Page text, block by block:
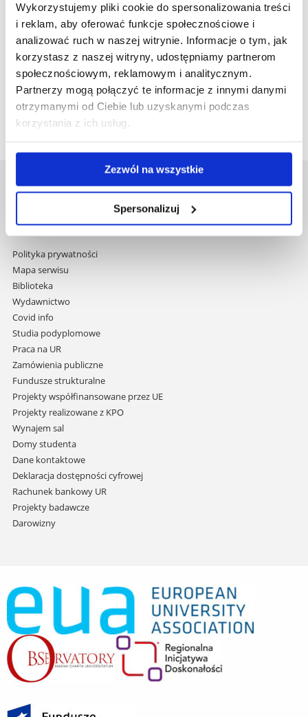
Wykorzystujemy pliki cookie do spersonalizowania treści
i reklam, aby oferować funkcje społecznościowe i
analizować ruch w naszej witrynie. Informacje o tym, jak
korzystasz z naszej witryny, udostępniamy partnerom
społecznościowym, reklamowym i analitycznym.
Partnerzy mogą połączyć te informacje z innymi danymi
otrzymanymi od Ciebie lub uzyskanymi podczas
korzystania z ich usług.
Zezwól na wszystkie
Spersonalizuj
Mamy wielką nadzieję, że program Konferencji spotka się
z Państwa zainteresowaniem.
Serdecznie zapraszamy i bardzo liczymy na Państwa
obecność!
Uniwersytet Rzeszowski
Al. Tadeusza Rejtana 16C
35-959 Rzeszów
Pomiń
nawigację
i
przejdź
do
treści
Polityka prywatności
Mapa serwisu
Biblioteka
Wydawnictwo
Covid info
Studia podyplomowe
Praca na UR
Zamówienia publiczne
Fundusze strukturalne
Projekty współfinansowane przez UE
Projekty realizowane z KPO
Wynajem sal
Domy studenta
Dane kontaktowe
Deklaracja dostępności cyfrowej
Rachunek bankowy UR
Projekty badawcze
Darowizny